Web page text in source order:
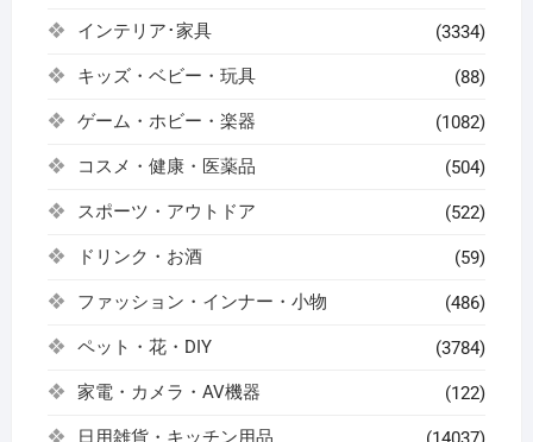
インテリア･家具 (3334)
キッズ・ベビー・玩具 (88)
ゲーム・ホビー・楽器 (1082)
コスメ・健康・医薬品 (504)
スポーツ・アウトドア (522)
ドリンク・お酒 (59)
ファッション・インナー・小物 (486)
ペット・花・DIY (3784)
家電・カメラ・AV機器 (122)
日用雑貨・キッチン用品